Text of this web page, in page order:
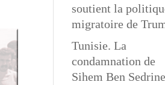
soutient la
migratoire de
Tunisie. La
condamnation de
Sihem Ben Sedrine